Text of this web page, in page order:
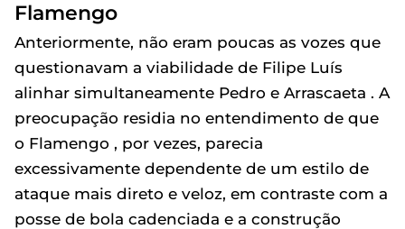
Flamengo
Anteriormente, não eram poucas as vozes que
questionavam a viabilidade de Filipe Luís
alinhar simultaneamente Pedro e Arrascaeta . A
preocupação residia no entendimento de que
o Flamengo , por vezes, parecia
excessivamente dependente de um estilo de
ataque mais direto e veloz, em contraste com a
posse de bola cadenciada e a construção